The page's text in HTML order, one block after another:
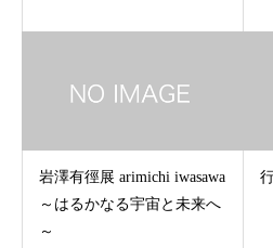
岩澤有徑展 arimichi iwasawa
～はるかなる宇宙と未来へ
～